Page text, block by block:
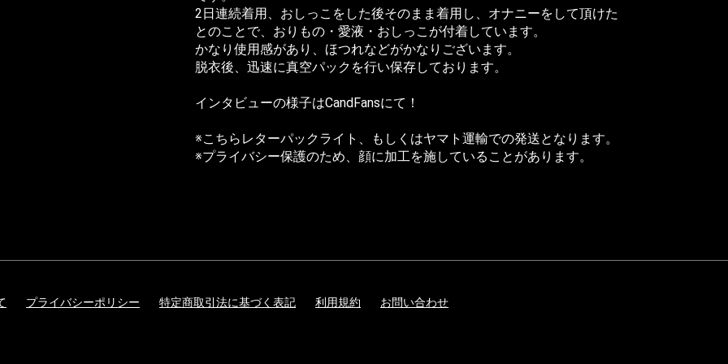
2日連続着用、おしっこをした後そのまま着用し、オナニーをして頂けた
とのことで、おりもの・愛液・おしっこが付着しています。
かなり使用感があり、ほつれなどがかなりございます。
脱衣後、迅速に真空パックを行い保存しております。
インタビューの様子はCandFansにて！
※こちらレターパックライト、もしくはヤマト運輸での発送となります。
※プライバシー保護のため、顔に加工を施していることがあります。
プライバシーポリシー 特定商取引法に基づく表記 利用規約 お問い合わせ